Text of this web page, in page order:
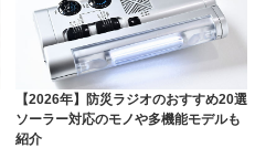
【2026年】防災ラジオのおすすめ20選
ソーラー対応のモノや多機能モデルも
紹介